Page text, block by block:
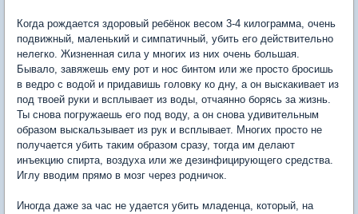
Когда рождается здоровый ребёнок весом 3-4 килограмма, очень
подвижный, маленький и симпатичный, убить его действительно
нелегко. Жизненная сила у многих из них очень большая.
Бывало, завяжешь ему рот и нос бинтом или же просто бросишь
в ведро с водой и придавишь головку ко дну, а он выскакивает из
под твоей руки и всплывает из воды, отчаянно борясь за жизнь.
Ты снова погружаешь его под воду, а он снова удивительным
образом выскальзывает из рук и всплывает. Многих просто не
получается убить таким образом сразу, тогда им делают
инъекцию спирта, воздуха или же дезинфицирующего средства.
Иглу вводим прямо в мозг через родничок.
Иногда даже за час не удается убить младенца, который, на